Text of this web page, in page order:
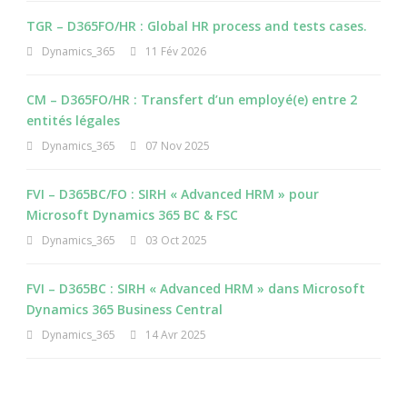
TGR – D365FO/HR : Global HR process and tests cases.
Dynamics_365 11 Fév 2026
CM – D365FO/HR : Transfert d’un employé(e) entre 2
entités légales
Dynamics_365 07 Nov 2025
FVI – D365BC/FO : SIRH « Advanced HRM » pour
Microsoft Dynamics 365 BC & FSC
Dynamics_365 03 Oct 2025
FVI – D365BC : SIRH « Advanced HRM » dans Microsoft
Dynamics 365 Business Central
Dynamics_365 14 Avr 2025